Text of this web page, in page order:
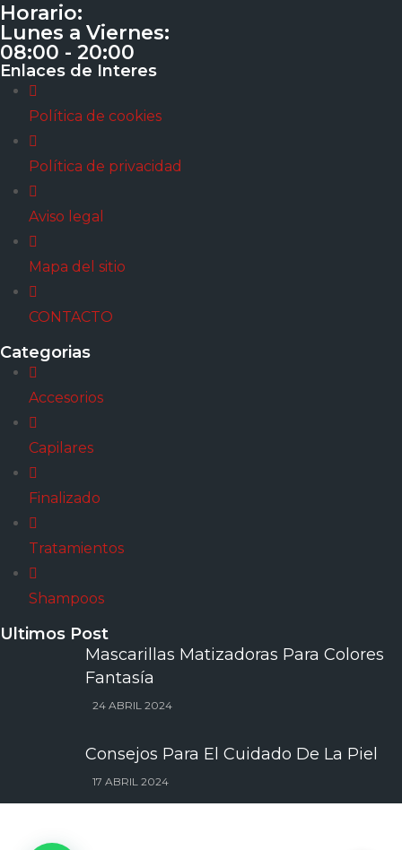
Horario:
Lunes a Viernes:
08:00 - 20:00
Enlaces de Interes
Política de cookies
Política de privacidad
Aviso legal
Mapa del sitio
CONTACTO
Categorias
Accesorios
Capilares
Finalizado
Tratamientos
Shampoos
Ultimos Post
Mascarillas Matizadoras Para Colores
Fantasía
24 ABRIL 2024
Consejos Para El Cuidado De La Piel
17 ABRIL 2024